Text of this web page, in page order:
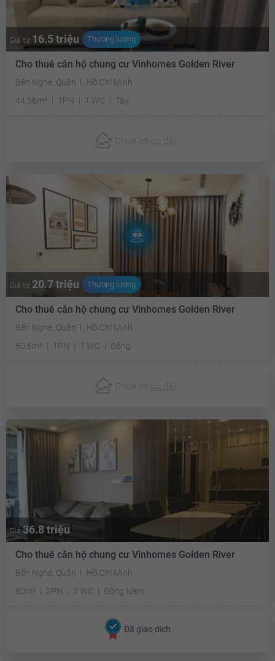
Giá từ 16.5 triệu Thương lượng
Cho thuê căn hộ chung cư Vinhomes Golden River
Bến Nghé, Quận 1, Hồ Chí Minh
44.58m²
1PN 1 WC Tây
Chưa có ưu đãi
Giá từ 20.7 triệu Thương lượng
Cho thuê căn hộ chung cư Vinhomes Golden River
Bến Nghé, Quận 1, Hồ Chí Minh
50.6m²
1PN 1 WC Đông
Chưa có ưu đãi
Giá36.8 triệu
Cho thuê căn hộ chung cư Vinhomes Golden River
Bến Nghé, Quận 1, Hồ Chí Minh
80m²
2PN 2 WC Đông Nam
Đã giao dịch